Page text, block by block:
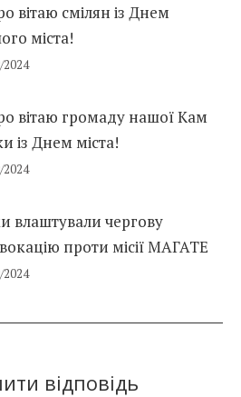
вітаю смілян із Днем
міста!
2024
вітаю громаду нашої Кам
із Днем міста!
2024
влаштували чергову
проти місії МАГАТЕ
2024
відповідь